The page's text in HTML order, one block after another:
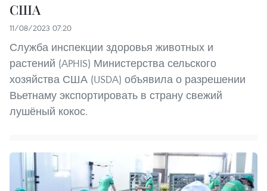
США
11/08/2023 07:20
Служба инспекции здоровья животных и
растений (APHIS) Министерства сельского
хозяйства США (USDA) объявила о разрешении
Вьетнаму экспортировать в страну свежий
лушёный кокос.